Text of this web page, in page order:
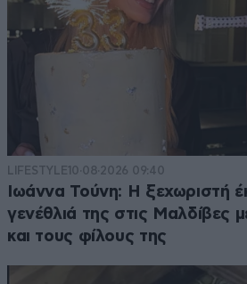
LIFESTYLE10·08·2026 09:40
Ιωάννα Τούνη: Η ξεχωριστή
γενέθλιά της στις Μαλδίβες
και τους φίλους της